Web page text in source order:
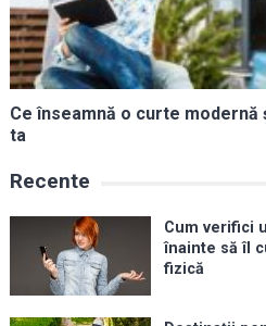
Ce înseamnă o curte modernă
ta
Recente
Cum verifici
înainte să îl
fizică